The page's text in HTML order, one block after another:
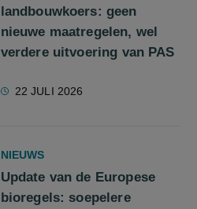
landbouwkoers: geen
nieuwe maatregelen, wel
verdere uitvoering van PAS
22 JULI 2026
NIEUWS
Update van de Europese
bioregels: soepelere